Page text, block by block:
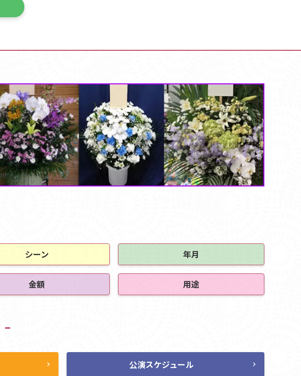
シーン 年月
金額 用途
chevron_right 公演スケジュール chevron_right